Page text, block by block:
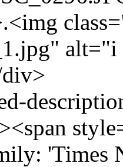
'Times